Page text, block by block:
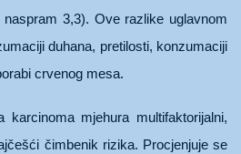
3,3). Ove razlike uglavnom
duhana, pretilosti, konzumaciji
crvenog mesa.
mjehura multifaktorijalni,
čimbenik rizika. Procjenjuje se